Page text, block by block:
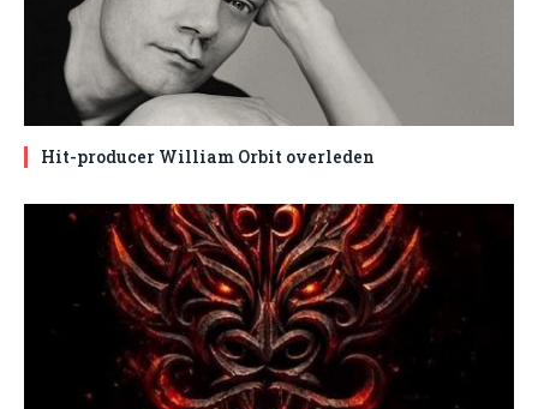
Hit-producer William Orbit overleden